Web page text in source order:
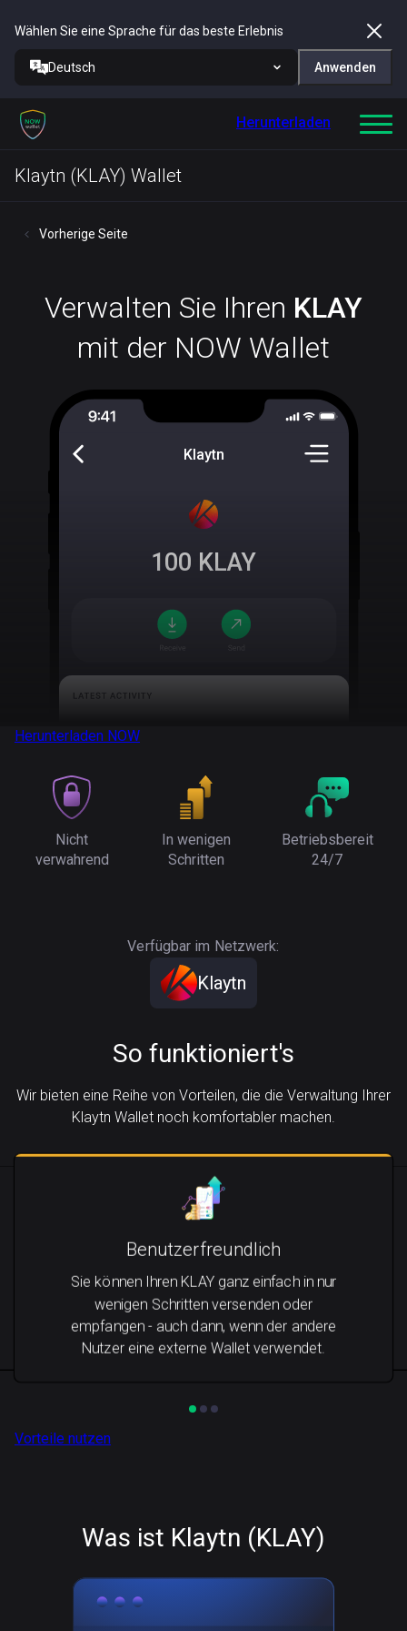
Wählen Sie eine Sprache für das beste Erlebnis
Deutsch Anwenden
Herunterladen
Klaytn (KLAY) Wallet
Vorherige Seite
Verwalten Sie Ihren KLAY
mit der NOW Wallet
Klaytn
100 KLAY
Herunterladen NOW
Nicht
verwahrend
In wenigen
Schritten
Betriebsbereit
24/7
Verfügbar im Netzwerk:
Klaytn
So funktioniert's
Wir bieten eine Reihe von Vorteilen, die die Verwaltung Ihrer
Klaytn Wallet noch komfortabler machen.
Benutzerfreundlich
Sie können Ihren KLAY ganz einfach in nur
wenigen Schritten versenden oder
empfangen - auch dann, wenn der andere
Nutzer eine externe Wallet verwendet.
Vorteile nutzen
Was ist Klaytn (KLAY)